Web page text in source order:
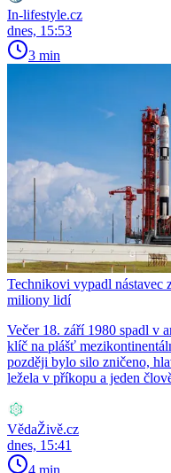
In-lifestyle.cz
dnes, 15:53
3 min
Technikovi vypadl nástavec
miliony lidí
Večer 18. září 1980 spadl v
klíč na plášť
později bylo silo zničeno,
ležela v příkopu a jeden
VědaŽivě.cz
dnes, 15:41
4 min